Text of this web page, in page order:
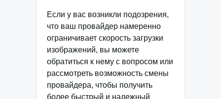
Если у вас возникли подозрения,
что ваш провайдер намеренно
ограничивает скорость загрузки
изображений, вы можете
обратиться к нему с вопросом или
рассмотреть возможность смены
провайдера, чтобы получить
более быстрый и надежный